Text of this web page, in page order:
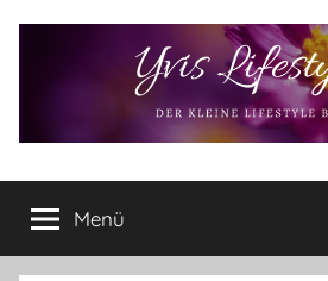
Yvis
Lifestyle
Lifestyle
Blog
Menü